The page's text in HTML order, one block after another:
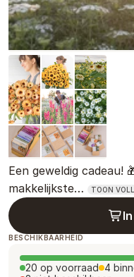
Een geweldig cadeau!
makkelijkste…
TOON
BESCHIKBAARHEID
20 op voorraad 4